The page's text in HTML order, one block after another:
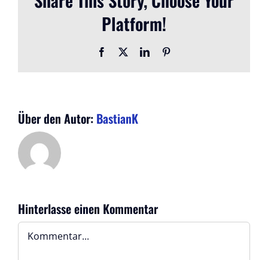
Platform!
Facebook LinkedIn
Über den Autor: BastianK
Hinterlasse einen Kommentar
Kommentar